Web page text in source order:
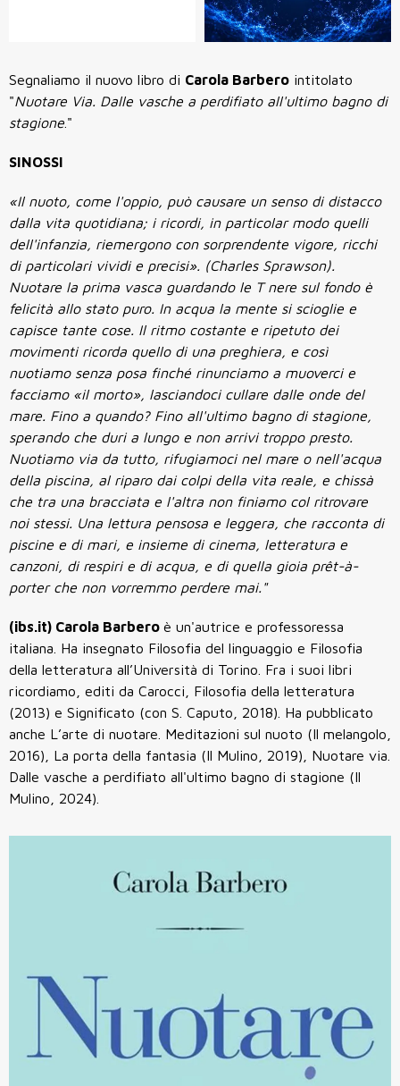
Segnaliamo il nuovo libro di Carola Barbero intitolato
"Nuotare Via. Dalle vasche a perdifiato all'ultimo bagno di
stagione ."
SINOSSI
«Il nuoto, come l'oppio, può causare un senso di distacco
dalla vita quotidiana; i ricordi, in particolar modo quelli
dell'infanzia, riemergono con sorprendente vigore, ricchi
di particolari vividi e precisi». (Charles Sprawson).
Nuotare la prima vasca guardando le T nere sul fondo è
felicità allo stato puro. In acqua la mente si scioglie e
capisce tante cose. Il ritmo costante e ripetuto dei
movimenti ricorda quello di una preghiera, e così
nuotiamo senza posa finché rinunciamo a muoverci e
facciamo «il morto», lasciandoci cullare dalle onde del
mare. Fino a quando? Fino all'ultimo bagno di stagione,
sperando che duri a lungo e non arrivi troppo presto.
Nuotiamo via da tutto, rifugiamoci nel mare o nell'acqua
della piscina, al riparo dai colpi della vita reale, e chissà
che tra una bracciata e l'altra non finiamo col ritrovare
noi stessi. Una lettura pensosa e leggera, che racconta di
piscine e di mari, e insieme di cinema, letteratura e
canzoni, di respiri e di acqua, e di quella gioia prêt-à-
porter che non vorremmo perdere mai."
(ibs.it) Carola Barbero è un'autrice e professoressa
italiana. Ha insegnato Filosofia del linguaggio e Filosofia
della letteratura all’Università di Torino. Fra i suoi libri
ricordiamo, editi da Carocci, Filosofia della letteratura
(2013) e Significato (con S. Caputo, 2018). Ha pubblicato
anche L’arte di nuotare. Meditazioni sul nuoto (Il melangolo,
2016), La porta della fantasia (Il Mulino, 2019), Nuotare via.
Dalle vasche a perdifiato all'ultimo bagno di stagione (Il
Mulino, 2024).